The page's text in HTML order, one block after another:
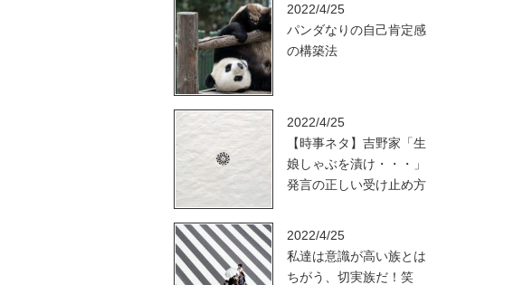
2022/4/25
パンダなりの自己肯定感
の構築法
2022/4/25
【時事ネタ】吉野家「生
娘しゃぶを漬け・・・」
発言の正しい受け止め方
2022/4/25
私達は意識が高い族とは
ちがう、切実族だ！笑